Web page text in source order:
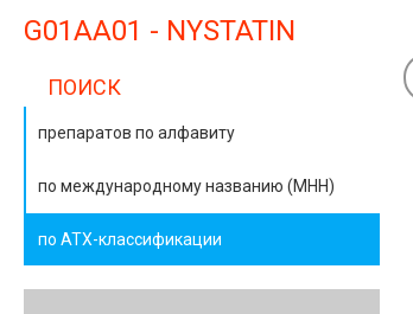
G01AA01 - NYSTATIN
ПОИСК
препаратов по алфавиту
по международному названию (МНН)
по АТХ-классификации